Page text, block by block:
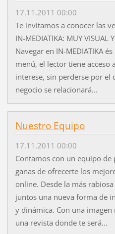
17.11.2011 00:00
Te invitamos a conocer las
IN-MEDIATIKA: MUY VISUAL
Navegar en IN-MEDIATIKA
menú, el lector tiene acceso
interese, sin perderse por el
negocio se relacionará...
Nuestro Equipo
17.11.2011 00:00
Contamos con un equipo
ganas de ofrecerte los
online. Desde la más
juntos una nueva forma de
y dinámica. Con una
una revista donde te será...